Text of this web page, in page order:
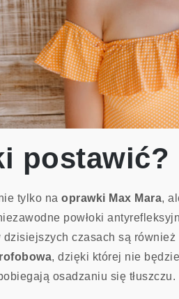
postawić?
tylko na oprawki Max Mara,
powłoki
czasach są
, dzięki której nie
osadzaniu się tłuszczu.